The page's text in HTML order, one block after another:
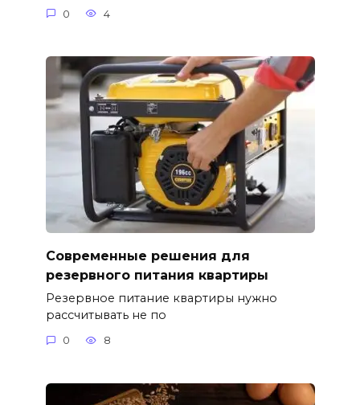
0 4
Современные решения для
резервного питания квартиры
Резервное питание квартиры нужно
рассчитывать не по
0 8